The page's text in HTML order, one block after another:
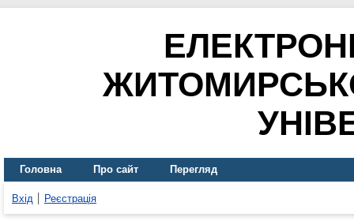
Головна Про сайт Перегляд
Вхід Реєстрація